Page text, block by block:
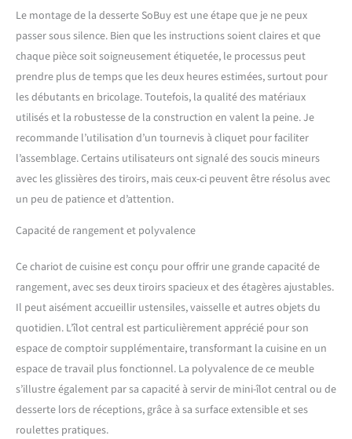
inoxydable peut être étendu
de 46 à 71 cm, offrant une
surface supplémentaire
pour cuisiner ou servir.
Parfait comme îlot central
cuisine, bar à petit-
déjeuner, chariot de service
ou meuble de rangement
[MOBILITÉ AVEC STABILITÉ]:
Équipée de 4 roulettes
pivotantes à 360°, dont 2
roulettes se déplace
facilement et reste stable à
Ce meuble de cuisine est
livré en 2 colis avec notice
de montage illustrée, ce qui
permet une installation
rapide et facile
Le montage de la desserte SoBuy est une étape que je ne peux
passer sous silence. Bien que les instructions soient claires et que
chaque pièce soit soigneusement étiquetée, le processus peut
prendre plus de temps que les deux heures estimées, surtout pour
les débutants en bricolage. Toutefois, la qualité des matériaux
utilisés et la robustesse de la construction en valent la peine. Je
recommande l’utilisation d’un tournevis à cliquet pour faciliter
l’assemblage. Certains utilisateurs ont signalé des soucis mineurs
avec les glissières des tiroirs, mais ceux-ci peuvent être résolus avec
un peu de patience et d’attention.
Capacité de rangement et polyvalence
Ce chariot de cuisine est conçu pour offrir une grande capacité de
rangement, avec ses deux tiroirs spacieux et des étagères ajustables.
Il peut aisément accueillir ustensiles, vaisselle et autres objets du
quotidien. L’îlot central est particulièrement apprécié pour son
espace de comptoir supplémentaire, transformant la cuisine en un
espace de travail plus fonctionnel. La polyvalence de ce meuble
s’illustre également par sa capacité à servir de mini-îlot central ou de
desserte lors de réceptions, grâce à sa surface extensible et ses
roulettes pratiques.